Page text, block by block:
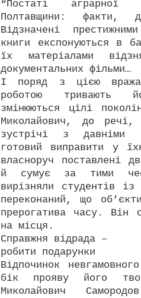
“Постаті аграрної
Полтавщини: факти,
Відзначені
книги експонуються в
їх матеріалами
документальних фільми…
І поряд з цією
роботою тривають
змінюються цілі
Миколайович, до
зустрічі з давніми
готовий виправити у
власноруч поставлені
й сумує за тими
вирізняли студентів
переконаний, що
прерогатива часу. Він
на місця.
Справжня відрада –
робити подарунки
Відпочинок
бік прояву його
Миколайович